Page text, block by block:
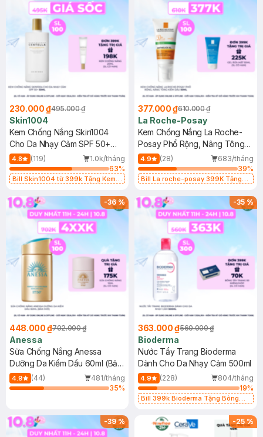
230.000 ₫495.000 ₫
Skin1004
Kem Chống Nắng Skin1004
Cho Da Nhạy Cảm SPF 50+
50ml
4.8 (119)
1.0k/tháng
63%
Bill Skin1004 từ 399k Tặng Kem
SPF 50+ 20ml (SL Có Hạn)
377.000 ₫610.000 ₫
La Roche-Posay
Kem Chống Nắng La Roche-
Posay Phổ Rộng, Nâng Tông
Kiềm Dầu 50ml
4.9 (28)
683/tháng
39%
Bill La roche-posay 399K Tặng
(SL có hạn)
-36%
448.000 ₫702.000 ₫
Anessa
Sữa Chống Nắng Anessa
Dưỡng Da Kiềm Dầu 60ml (Bản
Mới)
4.9 (44)
481/tháng
35%
-35%
363.000 ₫560.000 ₫
Bioderma
Nước Tẩy Trang Bioderma
Dành Cho Da Nhạy Cảm 500ml
4.9 (228)
804/tháng
19%
Bill 399k Bioderma Tặng Bông
-39% -25 %